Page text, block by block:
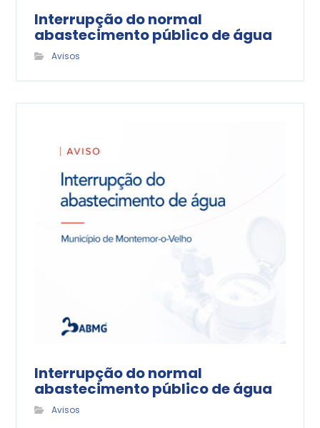
Interrupção do normal
abastecimento público de água
Avisos
Interrupção do normal
abastecimento público de água
Avisos